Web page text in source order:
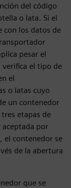
del código
o lata. Si el
con los datos de
pesar el
el tipo de
el
o latas cuyo
un contenedor
etapas de
aceptada por
el contenedor se
de la abertura
que se